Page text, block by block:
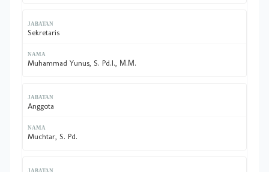
Sekretaris
Muhammad Yunus, S. Pd.I., Μ.Μ.
Anggota
Muchtar, S. Pd.